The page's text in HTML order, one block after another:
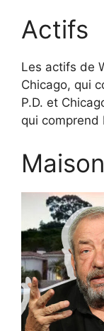
Actifs
Les actifs de
Chicago, qui
P.D. et
qui comprend